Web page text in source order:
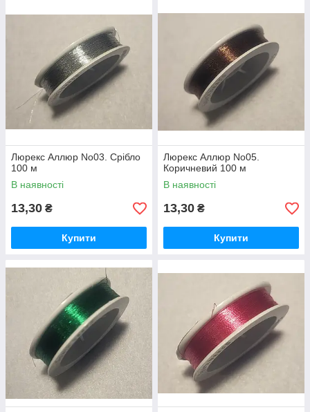
Люрекс Аллюр No03. Срібло
100 м
В наявності
13,30 ₴
Купити
Люрекс Аллюр No05.
Коричневий 100 м
В наявності
13,30 ₴
Купити